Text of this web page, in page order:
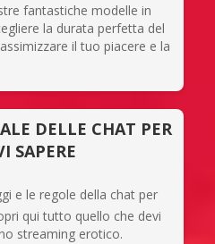
fantastiche modelle in
la durata perfetta del
il tuo piacere e la
DELLE CHAT PER
SAPERE
e le regole della chat per
qui tutto quello che devi
streaming erotico.